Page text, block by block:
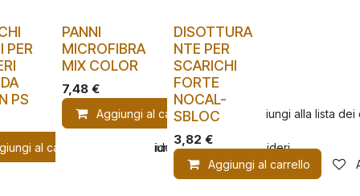
Aggiungi alla lista dei desideri
PER
PS
al carrello Aggiungi alla lista dei desideri
PANNI
MICROFIBRA
MIX COLOR
7,48€
Aggiungi al carrello Aggiungi alla lista
DISOTTURA
NTE PER
SCARICHI
FORTE
NOCAL-
SBLOC
3,82 €
Aggiungi al carrello